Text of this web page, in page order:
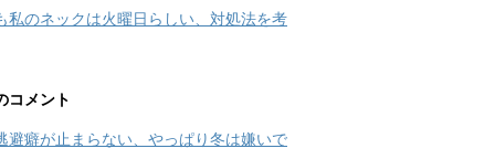
私のネックは火曜日らしい、対処法を考
コメント
避癖が止まらない、やっぱり冬は嫌いで